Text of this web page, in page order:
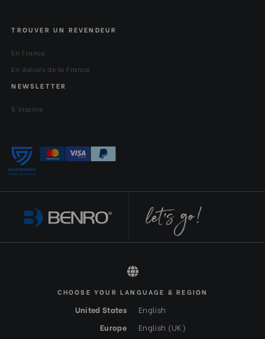
TROUVER UN REVENDEUR
En France
En dehors de la France
NEWSLETTER
S'inscrire
All rights reserved 2026 © Benro FR-EUR
CHOOSE YOUR LANGUAGE & REGION
United States
English
Europe
English (UK)